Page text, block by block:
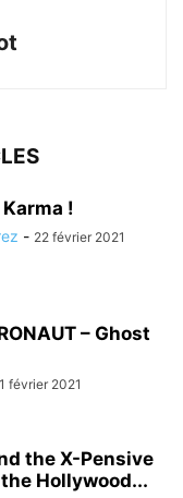
Karma !
- 22 février 2021
– Ghost
février 2021
the X-Pensive
Hollywood...